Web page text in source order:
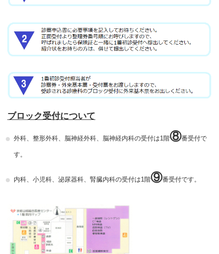
ブロック受付について
外科、整形外科、脳神経外科、脳神経内科の受付は1階⑧番受付で
す。
内科、小児科、泌尿器科、腎臓内科の受付は1階⑨番受付です。